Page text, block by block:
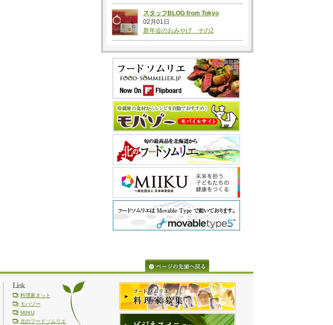
スタッフBLOG from Tokyo
02月01日
新年会のおみやげ その2
料理家ネット
モバゾー
MIIKU
北のフードソムリエ